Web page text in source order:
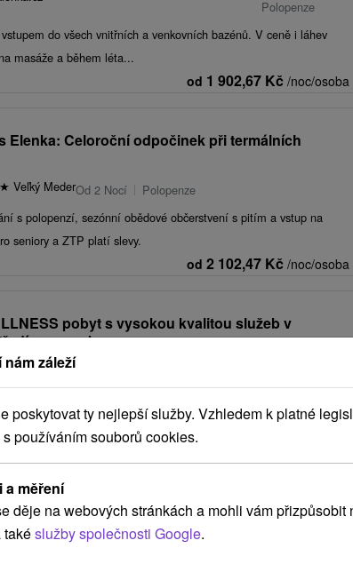
Polopenze
do všech vnitřních a venkovních bazénů. V ceně i láhev
masáže a během léta...
od 1 902,67 Kč /noc/osoba
Elenka: Celoroční odpočinek při termálních
★ Veľký MederOd 2 Nocí
Polopenze
s polopenzí, sezónní obědové občerstvení s pitím a vstup na
seniory a ZTP platí slevy.
od 2 102,47 Kč /noc/osoba
pobyt s vysokou kvalitou služeb v
aquaparku
★★★ Dunajská Streda - do konce června nejnižší
Polopenze
formou bufetu, neomezený vstup do bazénů a denní vstup
létě nechybí bohatý animační program.
od2 201,99Kč /noc/osoba
Zobrazit více
záleží
poskytovat ty nejlepší služby. Vzhledem k platné
používáním souborů cookies.
a měření
děje na webových stránkách a mohli vám přizpůsobit
takéslužby společnosti Google.